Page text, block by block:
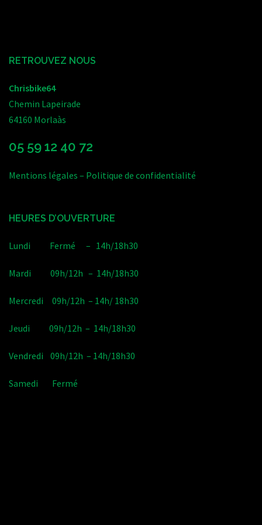
RETROUVEZ NOUS
Chrisbike64
Chemin Lapeirade
64160 Morlaàs
05 59 12 40 72
Mentions légales – Politique de confidentialité
HEURES D’OUVERTURE
Lundi Fermé – 14h/18h30
Mardi 09h/12h – 14h/18h30
Mercredi 09h/12h – 14h/ 18h30
Jeudi 09h/12h – 14h/18h30
Vendredi 09h/12h – 14h/18h30
Samedi Fermé